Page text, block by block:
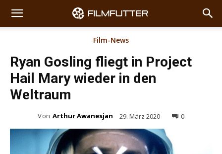
Film-News
Ryan Gosling fliegt in Project
Hail Mary wieder in den
Weltraum
Von Arthur Awanesjan 29. März 2020 0